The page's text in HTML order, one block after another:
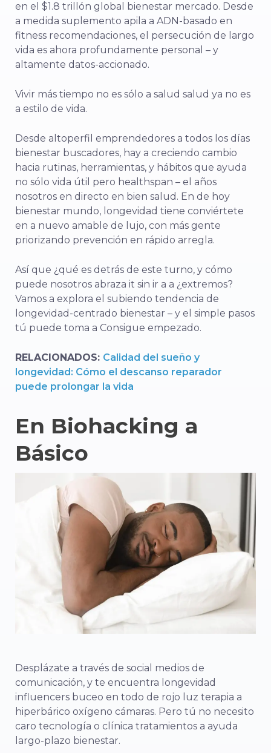
en el $1.8 trillón global bienestar mercado. Desde
a medida suplemento apila a ADN-basado en
fitness recomendaciones, el persecución de largo
vida es ahora profundamente personal – y
altamente datos-accionado.
Vivir más tiempo no es sólo a salud salud ya no es
a estilo de vida.
Desde altoperfil emprendedores a todos los días
bienestar buscadores, hay a creciendo cambio
hacia rutinas, herramientas, y hábitos que ayuda
no sólo vida útil pero healthspan – el años
nosotros en directo en bien salud. En de hoy
bienestar mundo, longevidad tiene conviértete
en a nuevo amable de lujo, con más gente
priorizando prevención en rápido arregla.
Así que ¿qué es detrás de este turno, y cómo
puede nosotros abraza it sin ir a a ¿extremos?
Vamos a explora el subiendo tendencia de
longevidad-centrado bienestar – y el simple pasos
tú puede toma a Consigue empezado.
RELACIONADOS: Calidad del sueño y
longevidad: Cómo el descanso reparador
puede prolongar la vida
En Biohacking a
Básico
Desplázate a través de social medios de
comunicación, y te encuentra longevidad
influencers buceo en todo de rojo luz terapia a
hiperbárico oxígeno cámaras. Pero tú no necesito
caro tecnología o clínica tratamientos a ayuda
largo-plazo bienestar.